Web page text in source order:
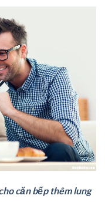
căn bếp thêm lung